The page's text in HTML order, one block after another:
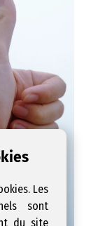
Les
sont
du site